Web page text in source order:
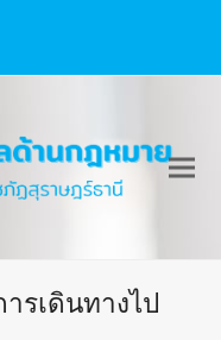
รเดินทางไป